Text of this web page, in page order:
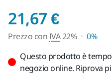
21,67 €Prezzo
Prezzo conIVA22%
0%
Questo prodotto è
negozio online. Riprova